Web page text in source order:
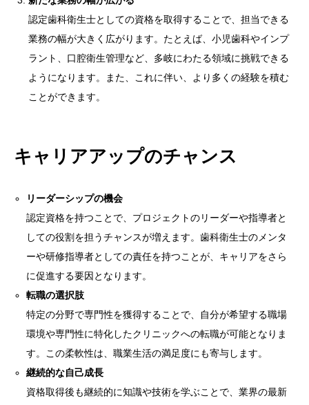
認定歯科衛生士としての資格を取得することで、担当できる
業務の幅が大きく広がります。たとえば、小児歯科やインプ
ラント、口腔衛生管理など、多岐にわたる領域に挑戦できる
ようになります。また、これに伴い、より多くの経験を積む
ことができます。
キャリアアップのチャンス
リーダーシップの機会
認定資格を持つことで、プロジェクトのリーダーや指導者と
しての役割を担うチャンスが増えます。歯科衛生士のメンタ
ーや研修指導者としての責任を持つことが、キャリアをさら
に促進する要因となります。
転職の選択肢
特定の分野で専門性を獲得することで、自分が希望する職場
環境や専門性に特化したクリニックへの転職が可能となりま
す。この柔軟性は、職業生活の満足度にも寄与します。
継続的な自己成長
資格取得後も継続的に知識や技術を学ぶことで、業界の最新